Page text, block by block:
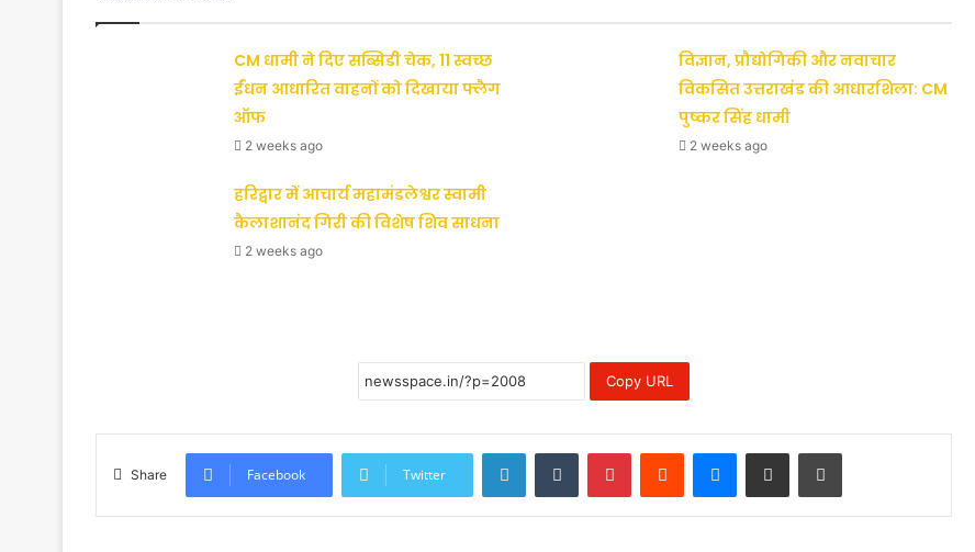
CM धामी ने दिए सब्सिडी चेक, 11 स्वच्छ
ईंधन आधारित वाहनों को दिखाया फ्लैग
ऑफ
2 weeks ago
विज्ञान, प्रौद्योगिकी और नवाचार
विकसित उत्तराखंड की आधारशिला: CM
पुष्कर सिंह धामी
2 weeks ago
हरिद्वार में आचार्य महामंडलेश्वर स्वामी
कैलाशानंद गिरी की विशेष शिव साधना
2 weeks ago
Copy URL
Share Facebook Twitter
LinkedInTumblr PinterestReddit Messenger
Share via Email Print